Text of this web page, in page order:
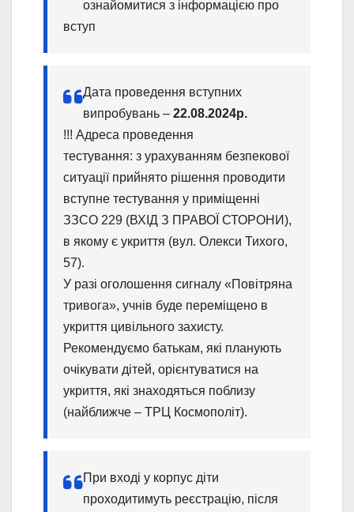
ознайомитися з інформацією про
вступ
Дата проведення вступних
випробувань – 22.08.2024р.
!!! Адреса проведення
тестування: з урахуванням безпекової
ситуації прийнято рішення проводити
вступне тестування у приміщенні
ЗЗСО 229 (ВХІД З ПРАВОЇ СТОРОНИ),
в якому є укриття (вул. Олекси Тихого,
57).
У разі оголошення сигналу «Повітряна
тривога», учнів буде переміщено в
укриття цивільного захисту.
Рекомендуємо батькам, які планують
очікувати дітей, орієнтуватися на
укриття, які знаходяться поблизу
(найближче – ТРЦ Космополіт).
При вході у корпус діти
проходитимуть реєстрацію, після